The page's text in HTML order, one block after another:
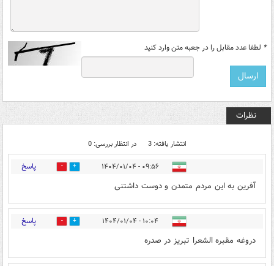
* لطفا عدد مقابل را در جعبه متن وارد کنید
نظرات
انتشار یافته: 3 در انتظار بررسی: 0
۰۹:۵۶ - ۱۴۰۴/۰۱/۰۴ 1 پاسخ
آفرین به این مردم متمدن و دوست داشتنی
۱۰:۰۴ - ۱۴۰۴/۰۱/۰۴ 0 پاسخ
دروغه مقبره الشعرا تبریز در صدره